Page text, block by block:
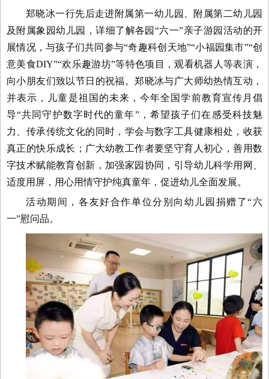
郑晓冰一行先后走进附属第一幼儿园、附属第二幼儿园
及附属象园幼儿园，详细了解各园“六一”亲子游园活动的开
展情况，与孩子们共同参与“奇趣科创天地”“小福园集市”“创
意美食DIY”“欢乐趣游坊”等特色项目，观看机器人等表演，
向小朋友们致以节日的祝福。郑晓冰与广大师幼热情互动，
并表示，儿童是祖国的未来，今年全国学前教育宣传月倡
导“共同守护数字时代的童年”，希望孩子们在感受科技魅
力、传承传统文化的同时，学会与数字工具健康相处，收获
真正的快乐成长；广大幼教工作者要坚守育人初心，善用数
字技术赋能教育创新，加强家园协同，引导幼儿科学用网、
适度用屏，用心用情守护纯真童年，促进幼儿全面发展。
活动期间，各友好合作单位分别向幼儿园捐赠了“六
一”慰问品。